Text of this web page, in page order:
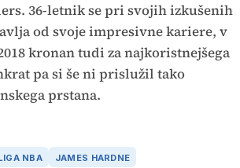
36-letnik se pri svojih izkušenih
od svoje impresivne kariere, v
kronan tudi za najkoristnejšega
pa si še ni prislužil tako
prstana.
NBA JAMES HARDNE